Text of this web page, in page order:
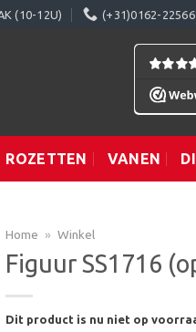
(10-12U) (+31)0162-
ROZETTEN VANEN
Home » Winkel
Figuur SS1716
Dit product is nu niet op